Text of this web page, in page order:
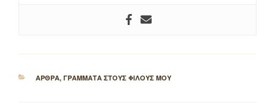
ΚΑΤΗΓΟΡΙΕΣ
ΑΡΘΡΑ, ΓΡΑΜΜΑΤΑ ΣΤΟΥΣ ΦΙΛΟΥΣ ΜΟΥ